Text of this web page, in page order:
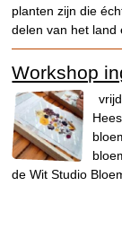
planten zijn die
delen van het land
Workshop
de Wit Studio